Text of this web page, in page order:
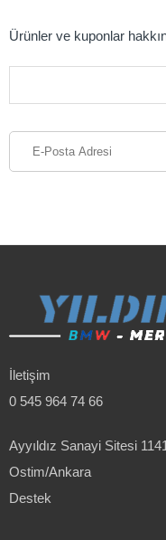
Ürünler ve kuponlar
İletişim
0 545 964 74 66
Ayyıldız Sanayi Sitesi
Ostim/Ankara
Destek